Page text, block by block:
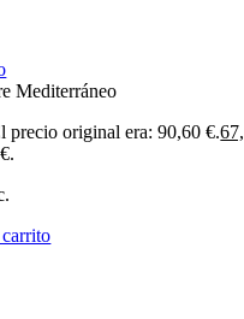
Mediterráneo
precio original era: 90,60 €.